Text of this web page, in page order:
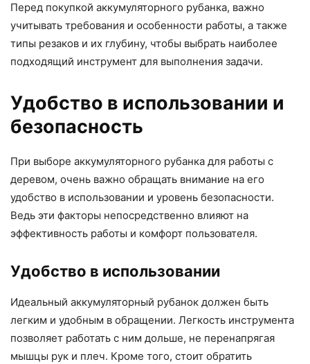
Перед покупкой аккумуляторного рубанка, важно
учитывать требования и особенности работы, а также
типы резаков и их глубину, чтобы выбрать наиболее
подходящий инструмент для выполнения задачи.
Удобство в использовании и
безопасность
При выборе аккумуляторного рубанка для работы с
деревом, очень важно обращать внимание на его
удобство в использовании и уровень безопасности.
Ведь эти факторы непосредственно влияют на
эффективность работы и комфорт пользователя.
Удобство в использовании
Идеальный аккумуляторный рубанок должен быть
легким и удобным в обращении. Легкость инструмента
позволяет работать с ним дольше, не перенапрягая
мышцы рук и плеч. Кроме того, стоит обратить